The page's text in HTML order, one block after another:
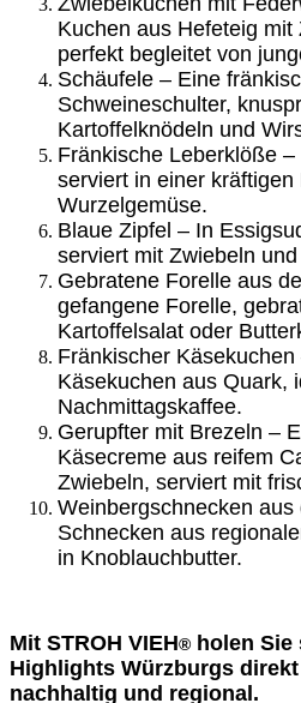
Kuchen aus Hefeteig
perfekt begleitet von
Schäufele – Eine
Schweineschulter,
Kartoffelknödeln und
Fränkische Leberklöße
serviert in einer
Wurzelgemüse.
Blaue Zipfel – In
serviert mit Zwiebeln
Gebratene Forelle aus
gefangene Forelle,
Kartoffelsalat oder
Fränkischer
Käsekuchen aus Quark,
Nachmittagskaffee.
Gerupfter mit Brezeln –
Käsecreme aus reifem
Zwiebeln, serviert mit
Weinbergschnecken
Schnecken aus
in Knoblauchbutter.
Mit STROH VIEH® holen
Highlights Würzburgs
nachhaltig und regional.